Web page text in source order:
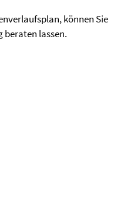
können Sie
beraten lassen.